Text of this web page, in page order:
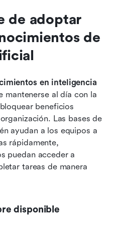
de adoptar
de
en inteligencia
mantenerse al día con la
beneficios
Las bases de
ayudan a los equipos a
rápidamente,
puedan acceder a
tareas de manera
disponible